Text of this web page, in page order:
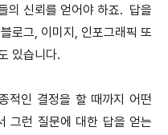
의 신뢰를 얻어야 하죠. 답을
로그, 이미지, 인포그래픽 또
있습니다.
적인 결정을 할 때까지 어떤
그런 질문에 대한 답을 얻는